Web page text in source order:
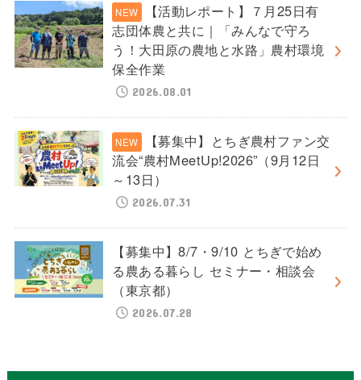
【活動レポート】７月25日有
志団体農と共に｜「みんなで守ろ
う！大田原の農地と水路」農村環境
保全作業
2026.08.01
【募集中】とちぎ農村ファン交
流会“農村MeetUp!2026”（9月12日
～13日）
2026.07.31
【募集中】8/7・9/10 とちぎで始め
る農ある暮らし セミナー・相談会
（東京都）
2026.07.28